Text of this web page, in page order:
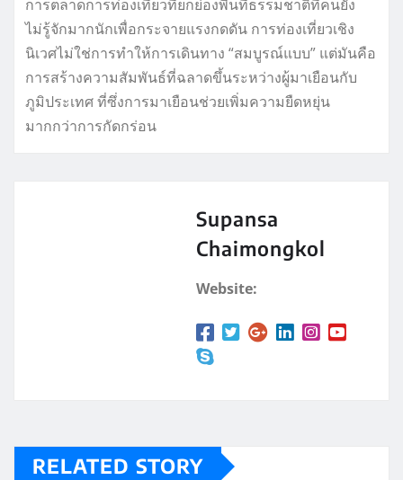
การตลาดการท่องเที่ยวที่ยกย่องพื้นที่ธรรมชาติที่คนยัง
ไม่รู้จักมากนักเพื่อกระจายแรงกดดัน การท่องเที่ยวเชิง
นิเวศไม่ใช่การทำให้การเดินทาง “สมบูรณ์แบบ” แต่มันคือ
การสร้างความสัมพันธ์ที่ฉลาดขึ้นระหว่างผู้มาเยือนกับ
ภูมิประเทศ ที่ซึ่งการมาเยือนช่วยเพิ่มความยืดหยุ่น
มากกว่าการกัดกร่อน
Supansa
Chaimongkol
Website:
RELATED STORY